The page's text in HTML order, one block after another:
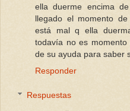
ella duerme encima
llegado el momento
está mal q ella
todavía no es
de su ayuda para saber
Responder
Respuestas